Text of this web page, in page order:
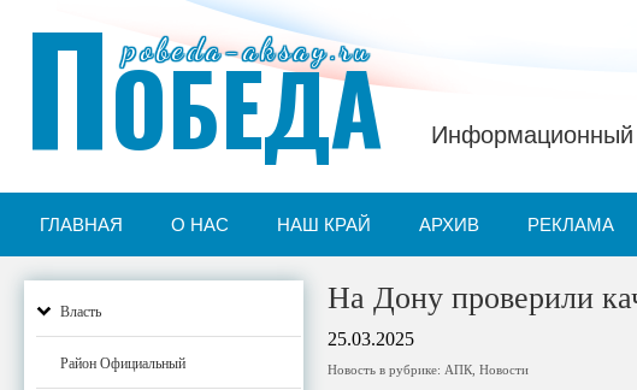
pobeda-aksay.ru
ПОБЕДА Информационный
ГЛАВНАЯ О НАС НАШ КРАЙ АРХИВ РЕКЛАМА
Власть
Район Официальный
На Дону проверили
25.03.2025
Новость в рубрике: АПК ,Новости